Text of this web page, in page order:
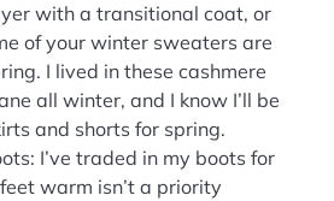
with a transitional coat, or
of your winter sweaters are
I lived in these cashmere
all winter, and I know I’ll be
and shorts for spring.
I’ve traded in my boots for
warm isn’t a priority